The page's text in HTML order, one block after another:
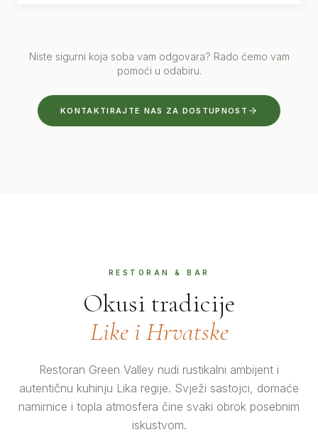
Niste sigurni koja soba vam odgovara? Rado ćemo vam
pomoći u odabiru.
KONTAKTIRAJTE NAS ZA DOSTUPNOST
RESTORAN & BAR
Okusi tradicije
Like i Hrvatske
Restoran Green Valley nudi rustikalni ambijent i
autentičnu kuhinju Lika regije. Svježi sastojci, domaće
namirnice i topla atmosfera čine svaki obrok posebnim
iskustvom.